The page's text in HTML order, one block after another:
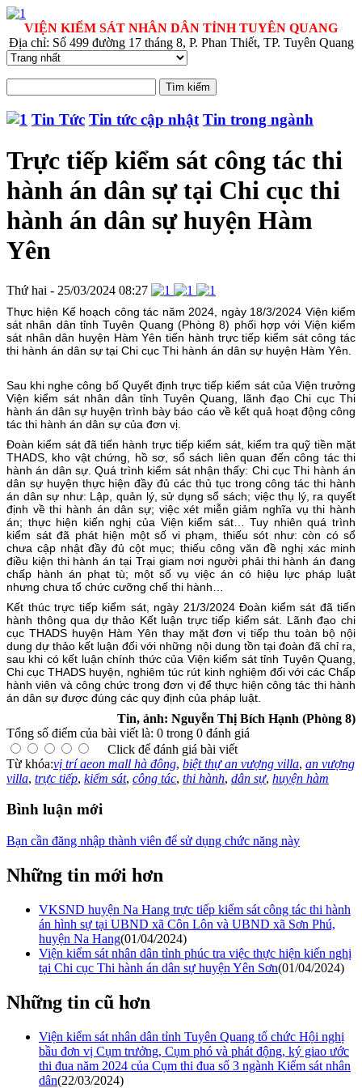
VIỆN KIỂM SÁT NHÂN DÂN TỈNH TUYÊN QUANG
Địa chỉ: Số 499 đường 17 tháng 8, P. Phan Thiết, TP. Tuyên Quang
Tin Tức Tin tức cập nhật Tin trong ngành
Trực tiếp kiểm sát công tác thi
hành án dân sự tại Chi cục thi
hành án dân sự huyện Hàm
Yên
Thứ hai - 25/03/2024 08:27
Thực hiện Kế hoạch công tác năm 2024, ngày 18/3/2024 Viện kiểm
sát nhân dân tỉnh Tuyên Quang (Phòng 8) phối hợp với Viện kiểm
sát nhân dân huyện Hàm Yên tiến hành trực tiếp kiểm sát công tác
thi hành án dân sự tại Chi cục Thi hành án dân sự huyện Hàm Yên.
Sau khi nghe công bố Quyết định trực tiếp kiểm sát của Viện trưởng
Viện kiểm sát nhân dân tỉnh Tuyên Quang, lãnh đạo Chi cục Thi
hành án dân sự huyện trình bày báo cáo về kết quả hoạt động công
tác thi hành án dân sự của đơn vị.
Đoàn kiểm sát đã tiến hành trực tiếp kiểm sát, kiểm tra quỹ tiền mặt
THADS, kho vật chứng, hồ sơ, sổ sách liên quan đến công tác thi
hành án dân sự. Quá trình kiểm sát nhận thấy: Chi cục Thi hành án
dân sự huyện thực hiện đầy đủ các thủ tục trong công tác thi hành
án dân sự như: Lập, quản lý, sử dụng sổ sách; việc thụ lý, ra quyết
định về thi hành án dân sự; việc xét miễn giảm nghĩa vụ thi hành
án; thực hiện kiến nghị của Viện kiểm sát… Tuy nhiên quá trình
kiểm sát đã phát hiện một số vi phạm, thiếu sót như: còn có sổ
chưa cập nhật đầy đủ cột mục; thiếu công văn đề nghị xác minh
điều kiện thi hành án tại Trại giam nơi người phải thi hành án đang
chấp hành án phạt tù; một số vụ việc án có hiệu lực pháp luật
nhưng chưa tổ chức cưỡng chế thi hành…
Kết thúc trực tiếp kiểm sát, ngày 21/3/2024 Đoàn kiểm sát đã tiến
hành thông qua dự thảo Kết luận trực tiếp kiểm sát. Lãnh đạo chi
cục THADS huyện Hàm Yên thay mặt đơn vị tiếp thu toàn bộ nội
dung dự thảo kết luận đối với những nội dung tồn tại đoàn đã chỉ ra,
sau khi có kết luận chính thức của Viện kiểm sát tỉnh Tuyên Quang,
Chi cục THADS huyện, nghiêm túc rút kinh nghiệm đối với các Chấp
hành viên và công chức trong đơn vị để thực hiện công tác thi hành
án dân sự được đúng các quy định của pháp luật.
Tin, ảnh: Nguyễn Thị Bích Hạnh (Phòng 8)
Tổng số điểm của bài viết là: 0 trong 0 đánh giá
Click để đánh giá bài viết
Từ khóa:vị trí aeon mall hà đông, biệt thự an vượng villa, an vượng
villa, trực tiếp, kiểm sát, công tác, thi hành, dân sự, huyện hàm
Bình luận mới
Bạn cần đăng nhập thành viên để sử dụng chức năng này
Những tin mới hơn
VKSND huyện Na Hang trực tiếp kiểm sát công tác thi hành
án hình sự tại UBND xã Côn Lôn và UBND xã Sơn Phú,
huyện Na Hang(01/04/2024)
Viện kiểm sát nhân dân tỉnh phúc tra việc thực hiện kiến nghị
tại Chi cục Thi hành án dân sự huyện Yên Sơn(01/04/2024)
Những tin cũ hơn
Viện kiểm sát nhân dân tỉnh Tuyên Quang tổ chức Hội nghị
bầu đơn vị Cụm trưởng, Cụm phó và phát động, ký giao ước
thi đua năm 2024 của Cụm thi đua số 3 ngành Kiểm sát nhân
dân(22/03/2024)